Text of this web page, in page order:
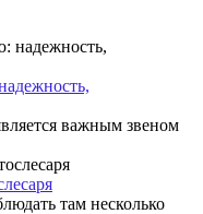
важным звеном
там несколько